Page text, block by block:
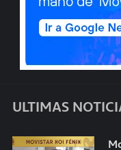
ULTIMAS